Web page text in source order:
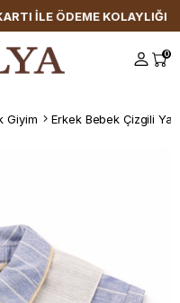
İLE ÖDEME KOLAYLIĞI
0
Giyim Erkek Bebek Çizgili